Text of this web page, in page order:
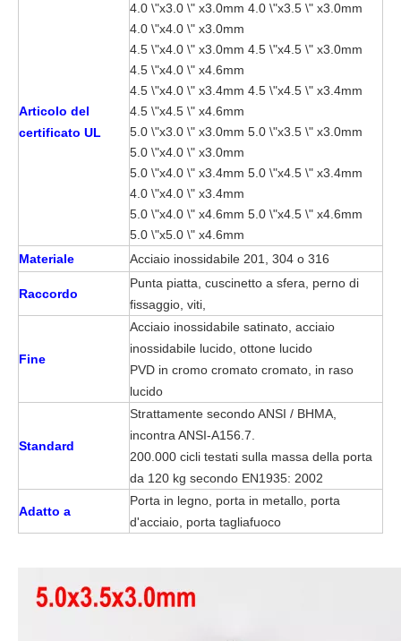
Articolo del
certificato UL
4.0 \"x3.0 \" x3.0mm 4.0 \"x3.5 \" x3.0mm
4.0 \"x4.0 \" x3.0mm
4.5 \"x4.0 \" x3.0mm 4.5 \"x4.5 \" x3.0mm
4.5 \"x4.0 \" x4.6mm
4.5 \"x4.0 \" x3.4mm 4.5 \"x4.5 \" x3.4mm
4.5 \"x4.5 \" x4.6mm
5.0 \"x3.0 \" x3.0mm 5.0 \"x3.5 \" x3.0mm
5.0 \"x4.0 \" x3.0mm
5.0 \"x4.0 \" x3.4mm 5.0 \"x4.5 \" x3.4mm
4.0 \"x4.0 \" x3.4mm
5.0 \"x4.0 \" x4.6mm 5.0 \"x4.5 \" x4.6mm
5.0 \"x5.0 \" x4.6mm
Materiale
Acciaio inossidabile 201, 304 o 316
Raccordo
Punta piatta, cuscinetto a sfera, perno di
fissaggio, viti,
Fine
Acciaio inossidabile satinato, acciaio
inossidabile lucido, ottone lucido
PVD in cromo cromato cromato, in raso
lucido
Standard
Strattamente secondo ANSI / BHMA,
incontra ANSI-A156.7.
200.000 cicli testati sulla massa della porta
da 120 kg secondo EN1935: 2002
Adatto a
Porta in legno, porta in metallo, porta
d'acciaio, porta tagliafuoco